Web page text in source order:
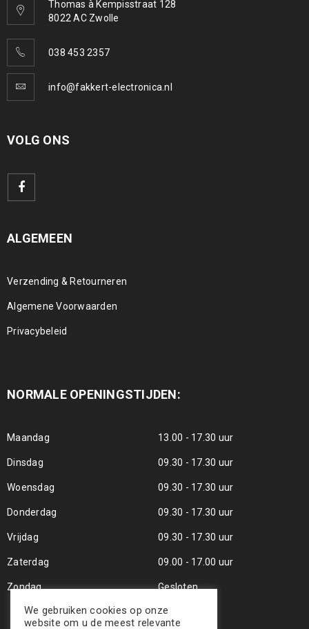
Thomas à Kempisstraat 128
8022 AC Zwolle
038 453 2357
info@fakkert-electronica.nl
VOLG ONS
ALGEMEEN
Verzending & Retourneren
Algemene Voorwaarden
Privacybeleid
NORMALE OPENINGSTIJDEN:
Maandag 13.00 - 17.30 uur
Dinsdag 09.30 - 17.30 uur
Woensdag 09.30 - 17.30 uur
Donderdag 09.30 - 17.30 uur
Vrijdag 09.30 - 17.30 uur
Zaterdag 09.00 - 17.00 uur
Zondag Gesloten
We gebruiken cookies op onze
website om u de meest relevante